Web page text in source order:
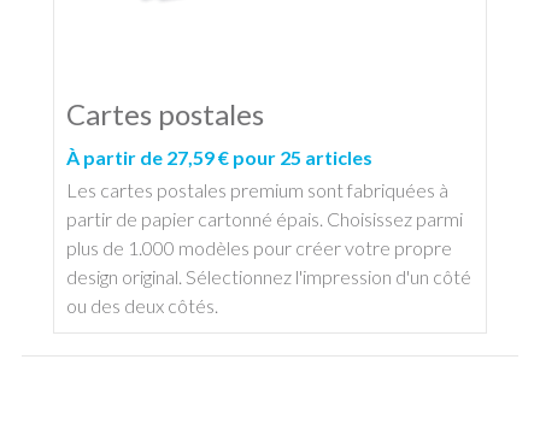
Cartes postales
À partir de 27,59 € pour 25 articles
Les cartes postales premium sont fabriquées à
partir de papier cartonné épais. Choisissez parmi
plus de 1.000 modèles pour créer votre propre
design original. Sélectionnez l'impression d'un côté
ou des deux côtés.